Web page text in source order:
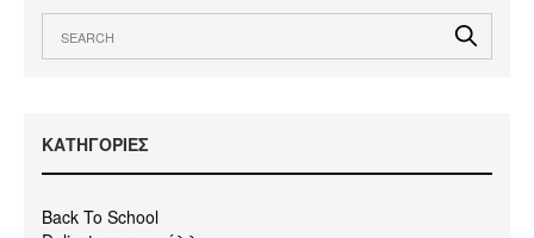
KΑΤΗΓΟΡΙΕΣ
Back To School